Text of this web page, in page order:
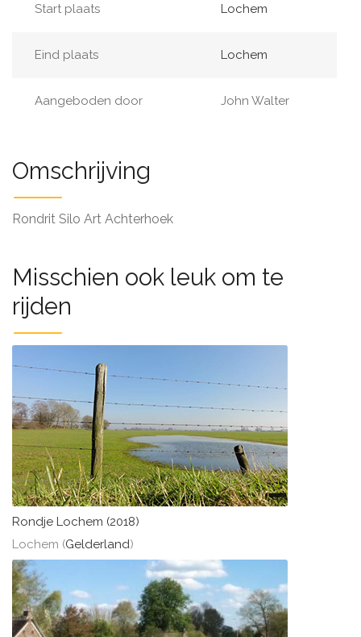
Start plaats Lochem
Eind plaats Lochem
Aangeboden door John Walter
Omschrijving
Rondrit Silo Art Achterhoek
Misschien ook leuk om te
rijden
Rondje Lochem (2018)
Lochem (Gelderland)